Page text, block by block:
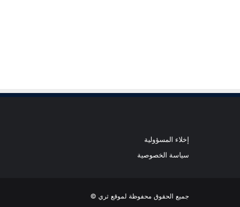
إخلاء المسؤولية
سياسة الخصوصية
جميع الحقوق محفوظة لموقع ثري ©